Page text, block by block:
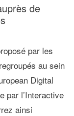
de
par les
au sein
Digital
par l’Interactive
ainsi